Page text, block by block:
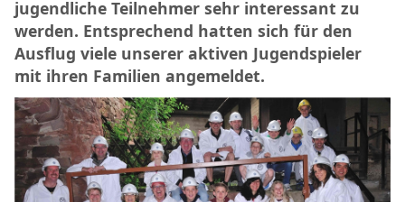
jugendliche Teilnehmer sehr interessant zu
werden. Entsprechend hatten sich für den
Ausflug viele unserer aktiven Jugendspieler
mit ihren Familien angemeldet.